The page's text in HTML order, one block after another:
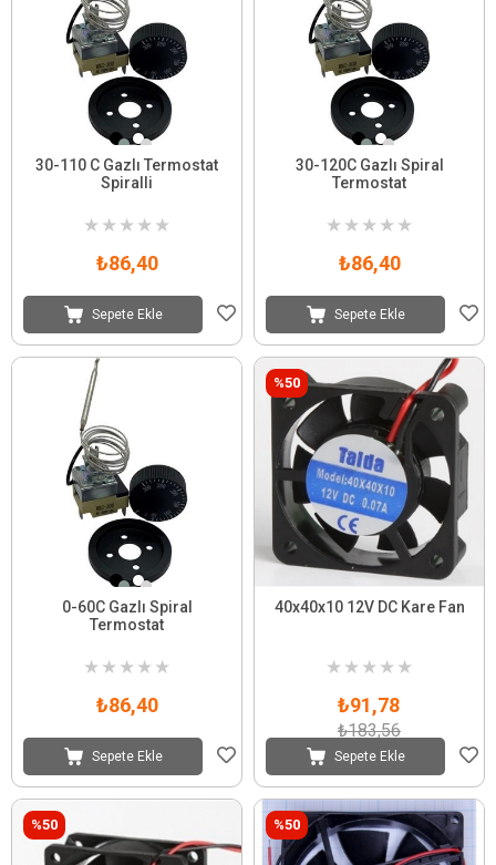
30-110 C Gazlı Termostat
Spiralli
★ ★ ★ ★ ★
₺86,40
Sepete Ekle
30-120C Gazlı Spiral
Termostat
★ ★ ★ ★ ★
₺86,40
Sepete Ekle
0-60C Gazlı Spiral
Termostat
★ ★ ★ ★ ★
₺86,40
Sepete Ekle
40x40x10 12V DC Kare Fan
★ ★ ★ ★ ★
₺91,78
₺183,56
Sepete Ekle
%50
%50 %50